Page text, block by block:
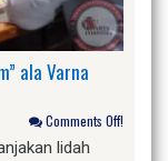
ala Varna
Comments Off!
lidah